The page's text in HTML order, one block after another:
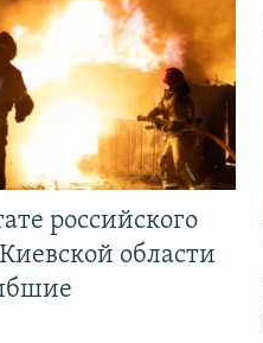
российского
области